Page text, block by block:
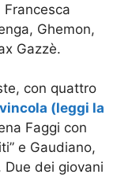
Francesca
Ghemon,
Gazzè.
con quattro
(leggi la
Faggi con
e Gaudiano,
Due dei giovani